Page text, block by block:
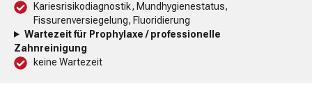
Kariesrisikodiagnostik, Mundhygienestatus,
Fissurenversiegelung, Fluoridierung
Wartezeit für Prophylaxe / professionelle
Zahnreinigung
keine Wartezeit